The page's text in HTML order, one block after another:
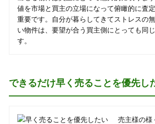
値を市場と買主の立場になって俯瞰的に査
重要です。自分が暮らしてきてストレスの
い物件は、要望が合う買主側にとっても同
す。
できるだけ早く売ることを優先し
売主様の様